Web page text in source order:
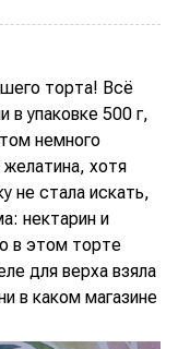
торта! Всё
в упаковке 500 г,
немного
хотя
не стала искать,
нектарин и
в этом торте
для верха взяла
в каком магазине